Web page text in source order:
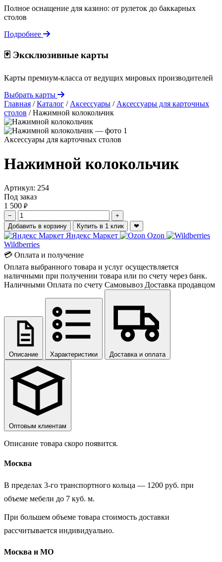
Полное оснащение для казино: от рулеток до баккарных
столов
Подробнее
🃏 Эксклюзивные карты
Карты премиум-класса от ведущих мировых производителей
Выбрать карты
Главная / Каталог / Аксессуары / Аксессуары для карточных
столов / Нажимной колокольчик
Аксессуары для карточных столов
Нажимной колокольчик
Артикул: 254
Под заказ
1 500 ₽
−
+
Добавить в корзину
Купить в 1 клик ❤
Яндекс Маркет
Ozon
Wildberries
💳 Оплата и получение
Оплата выбранного товара и услуг осуществляется
наличными при получении товара или по счету через банк.
Наличными Оплата по счету Самовывоз Доставка продавцом
Описание Характеристики Доставка и оплата
Оптовым клиентам
Описание товара скоро появится.
Москва
В пределах 3-го транспортного кольца — 1200 руб. при
объеме мебели до 7 куб. м.
При большем объеме товара стоимость доставки
рассчитывается индивидуально.
Москва и МО